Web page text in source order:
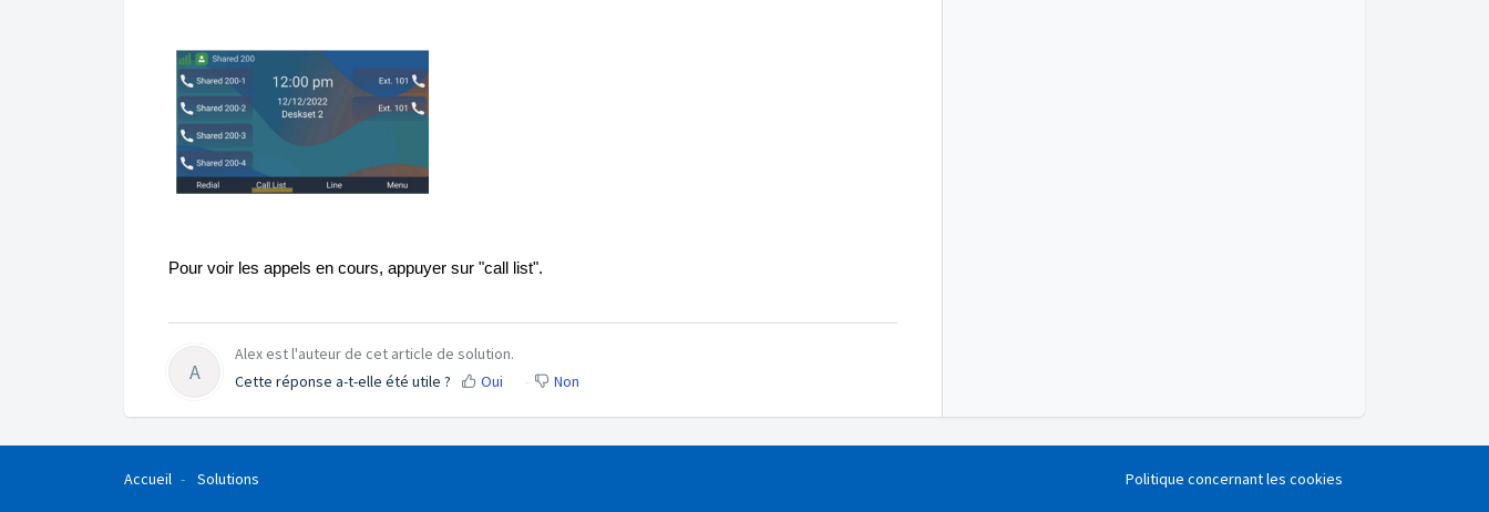
Pour voir les appels en cours, appuyer sur "call list".
A
Alex est l'auteur de cet article de solution.
Cette réponse a-t-elle été utile ?
Oui Non
Accueil Solutions Politique concernant les cookies